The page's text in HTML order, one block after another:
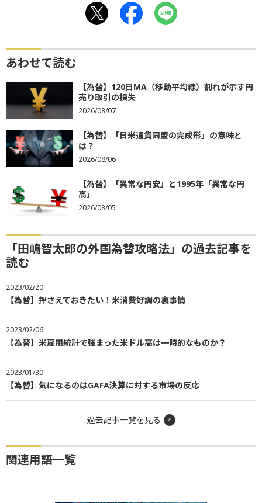
あわせて読む
【為替】120日MA（移動平均線）割れが示す円
売り取引の損失
2026/08/07
【為替】「日米通貨同盟の完成形」の意味と
は？
2026/08/06
【為替】「異常な円安」と1995年「異常な円
高」
2026/08/05
「田嶋智太郎の外国為替攻略法」の過去記事を
読む
2023/02/20
【為替】押さえておきたい！米消費好調の裏事情
2023/02/06
【為替】米雇用統計で強まった米ドル高は一時的なものか？
2023/01/30
【為替】気になるのはGAFA決算に対する市場の反応
過去記事一覧を見る
関連用語一覧